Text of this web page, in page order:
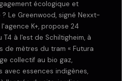
écologique et
Le Greenwood, signé Nexxt-
K+, propose 24
T4 à l'est de Schiltigheim, à
de mètres du tram « Futura
collectif au bio gaz,
avec essences indigènes,